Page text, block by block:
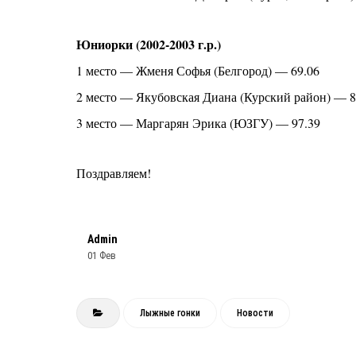
Юниорки (2002-2003 г.р.)
1 место — Жменя Софья (Белгород) — 69.06
2 место — Якубовская Диана (Курский район) —
3 место — Маргарян Эрика (ЮЗГУ) — 97.39
Поздравляем!
Admin
01 Фев
Лыжные гонки Новости